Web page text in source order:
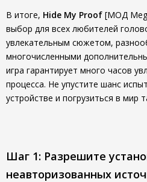
В итоге, Hide My Proof [МОД
выбор для всех любителей
увлекательным сюжетом,
многочисленными
игра гарантирует много часов
процесса. Не упустите шанс
устройстве и погрузиться в мир
Шаг 1: Разрешите
неавторизованных